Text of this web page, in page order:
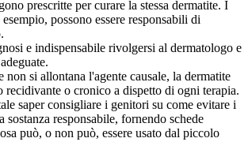
prescritte per curare la stessa dermatite. I
possono essere responsabili di
e indispensabile rivolgersi al dermatologo e
non si allontana l'agente causale, la dermatite
recidivante o cronico a dispetto di ogni terapia.
saper consigliare i genitori su come evitare i
sostanza responsabile, fornendo schede
può, o non può, essere usato dal piccolo